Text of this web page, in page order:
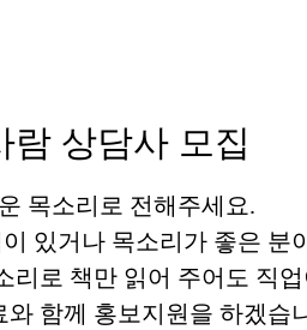
람 상담사 모집
목소리로 전해주세요.
있거나 목소리가 좋은
리로 책만 읽어 주어도 직
함께 홍보지원을 하겠습